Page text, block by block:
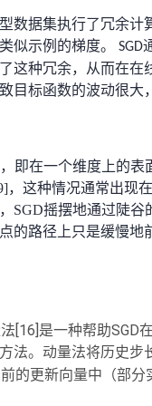
数据集执行了冗余计
似示例的梯度。
SGD
这种冗余，从而在在
目标函数的波动很大
即在一个维度上的表
，这种情况通常出现
SGD摇摆地通过陡谷
的路径上只是缓慢地
[16]是一种帮助SGD
法。动量法将历史步
的更新向量中（部分